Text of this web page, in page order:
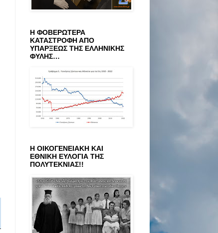
Η ΦΟΒΕΡΩΤΕΡΑ
ΚΑΤΑΣΤΡΟΦΗ ΑΠΟ
ΥΠΑΡΞΕΩΣ ΤΗΣ ΕΛΛΗΝΙΚΗΣ
ΦΥΛΗΣ…
Η ΟΙΚΟΓΕΝΕΙΑΚΗ ΚΑΙ
ΕΘΝΙΚΗ ΕΥΛΟΓΙΑ ΤΗΣ
ΠΟΛΥΤΕΚΝΙΑΣ!!